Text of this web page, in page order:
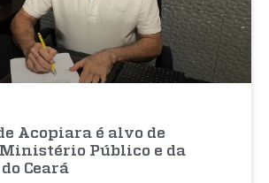
Acopiara é alvo de
Ministério Público e da
Ceará